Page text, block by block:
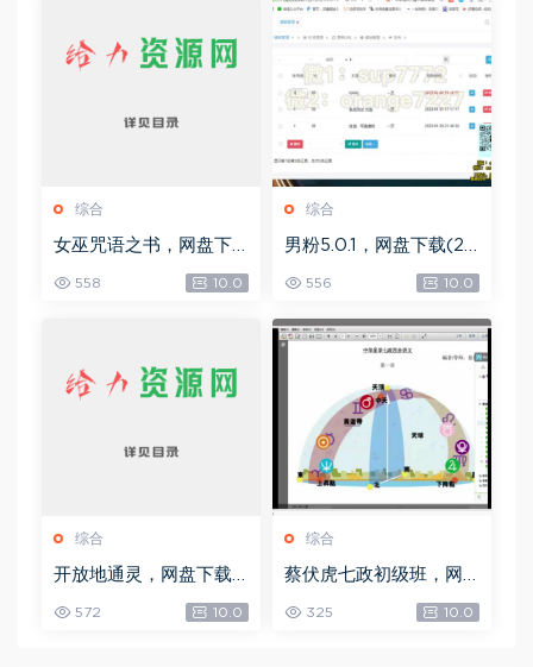
综合
女巫咒语之书，网盘下
558 10.0
综合
男粉5.0.1，网盘下载(25
556 10.0
综合
开放地通灵，网盘下载
572 10.0
综合
蔡伏虎七政初级班，网
325 10.0